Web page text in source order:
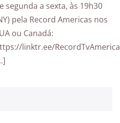
segunda a sexta, às 19h30
pela Record Americas nos
ou Canadá:
linktr.ee/RecordTvAmericas